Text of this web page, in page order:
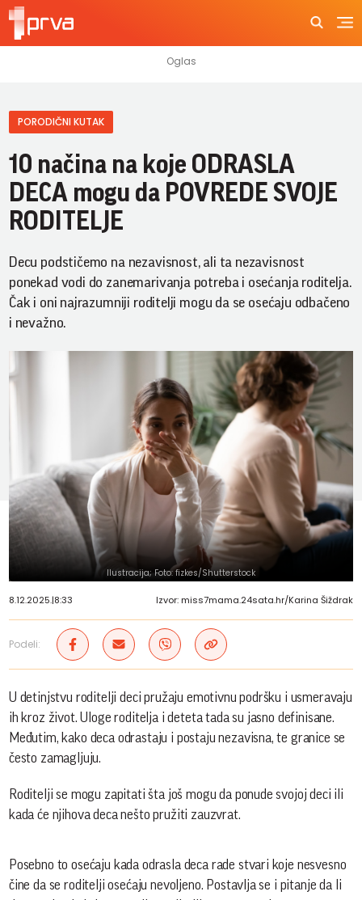
PORODIČNI KUTAK
10 načina na koje ODRASLA
DECA mogu da POVREDE SVOJE
RODITELJE
Decu podstičemo na nezavisnost, ali ta nezavisnost
ponekad vodi do zanemarivanja potreba i osećanja roditelja.
Čak i oni najrazumniji roditelji mogu da se osećaju odbačeno
i nevažno.
Ilustracija; Foto: fizkes/Shutterstock
8.12.2025.|8:33 Izvor: miss7mama.24sata.hr/Karina Šiždrak
Podeli:
U detinjstvu roditelji deci pružaju emotivnu podršku i usmeravaju
ih kroz život. Uloge roditelja i deteta tada su jasno definisane.
Međutim, kako deca odrastaju i postaju nezavisna, te granice se
često zamagljuju.
Roditelji se mogu zapitati šta još mogu da ponude svojoj deci ili
kada će njihova deca nešto pružiti zauzvrat.
Posebno to osećaju kada odrasla deca rade stvari koje nesvesno
čine da se roditelji osećaju nevoljeno. Postavlja se i pitanje da li